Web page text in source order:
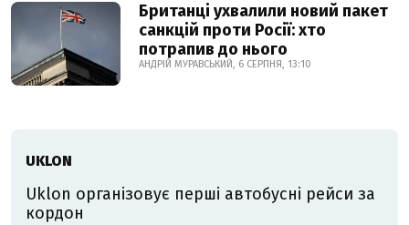
Британці ухвалили новий пакет
санкцій проти Росії: хто
потрапив до нього
АНДРІЙ МУРАВСЬКИЙ, 6 СЕРПНЯ, 13:10
UKLON
Uklon організовує перші автобусні рейси за
кордон